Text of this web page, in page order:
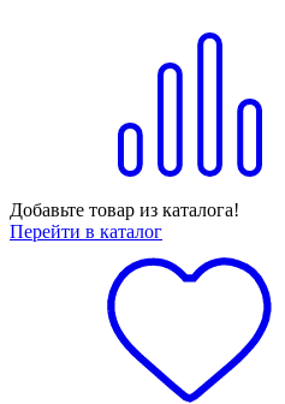
Добавьте товар из каталога!
Перейти в каталог